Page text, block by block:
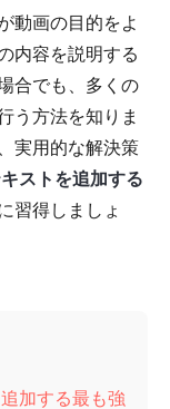
動画の目的をよ
内容を説明する
合でも、多くの
う方法を知りま
実用的な解決策
ストを追加する
習得しましょ
加する最も強